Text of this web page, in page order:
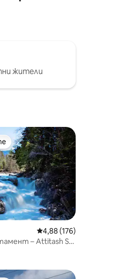
жители
Средна оценка: 4,88
4,88 (176)
– Attitash Ski